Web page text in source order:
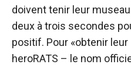
doivent tenir leur
deux à trois secondes
positif. Pour «obtenir
heroRATS – le nom